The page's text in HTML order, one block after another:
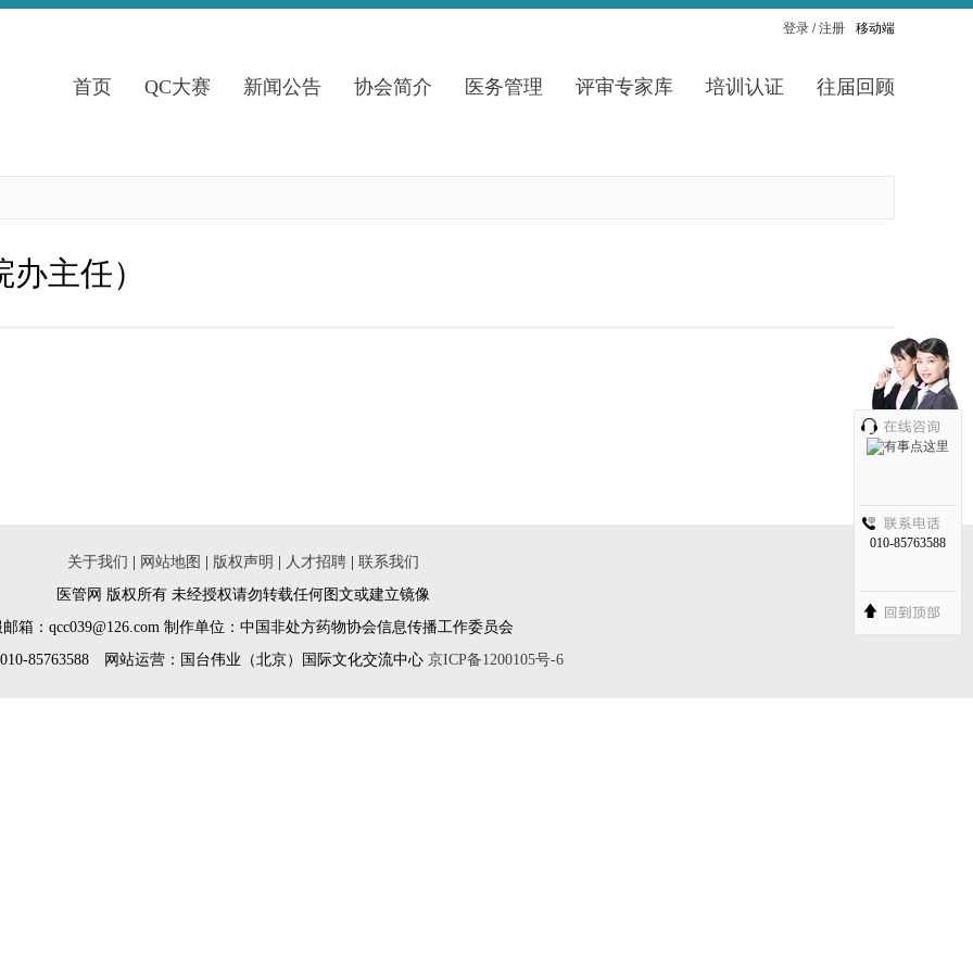
登录 /注册 移动端
首页 QC大赛 新闻公告 协会简介 医务管理 评审专家库 培训认证 往届回顾
主任）
关于我们 网站地图 版权声明 人才招聘
联系我们
医管网 版权所有 未经授权请勿转载任何图文或建立镜像
箱：qcc039@126.com 制作单位：中国非处方药物协会信息传播工作委员会
85763588 网站运营：国台伟业（北京）国际文化交流中心 京ICP备1200105号-6
010-85763588